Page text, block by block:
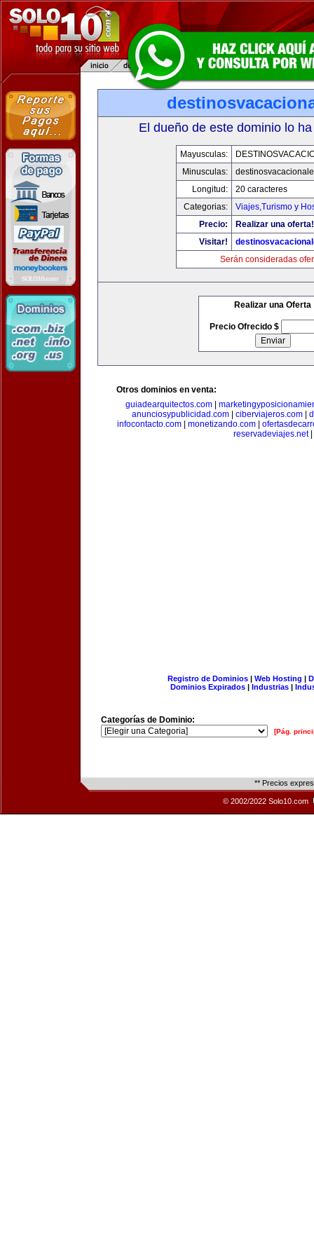
El dueño de este dominio lo
Mayusculas:
Minusculas:
Longitud:
20 caracteres
Categorias:
Viajes,Turismo y
Precio:
Realizar una oferta!
Visitar!
Serán consideradas
Realizar una Oferta
Precio Ofrecido $
Otros dominios en venta:
guiadearquitectos.com
anunciosypublicidad.com| ciberviajeros.com|
infocontacto.com
monetizando.com
reservadeviajes.net|
Registro de Dominios| Web Hosting |
Dominios Expirados | Industrias |
Categorías de Dominio:
[Pág.
** Precios
© 2002/2022 Solo10.com